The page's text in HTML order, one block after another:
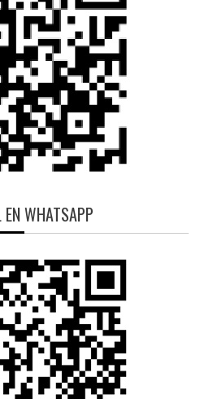
EN WHATSAPP